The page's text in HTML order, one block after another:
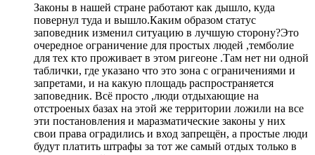
Законы в нашей стране работают как дышло, куда
повернул туда и вышло.Каким образом статус
заповедник изменил ситуацию в лучшую сторону?Это
очередное ограничение для простых людей ,темболие
для тех кто проживает в этом ригеоне .Там нет ни одной
таблички, где указано что это зона с ограничениями и
запретами, и на какую площадь распространяется
заповедник. Всё просто ,люди отдыхающие на
отстроеных базах на этой же территории ложили на все
эти постановления и маразматические законы у них
свои права оградились и вход запрещён, а простые люди
будут платить штрафы за тот же самый отдых только в